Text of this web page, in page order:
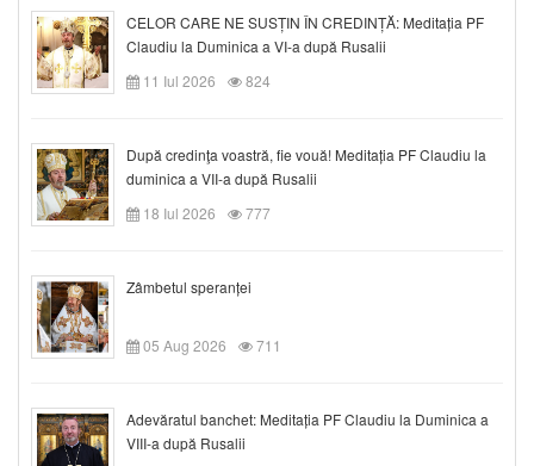
CELOR CARE NE SUSȚIN ÎN CREDINȚĂ: Meditația PF
Claudiu la Duminica a VI-a după Rusalii
11 Iul 2026
824
După credinţa voastră, fie vouă! Meditația PF Claudiu la
duminica a VII-a după Rusalii
18 Iul 2026
777
Zâmbetul speranței
05 Aug 2026 711
Adevăratul banchet: Meditația PF Claudiu la Duminica a
VIII-a după Rusalii